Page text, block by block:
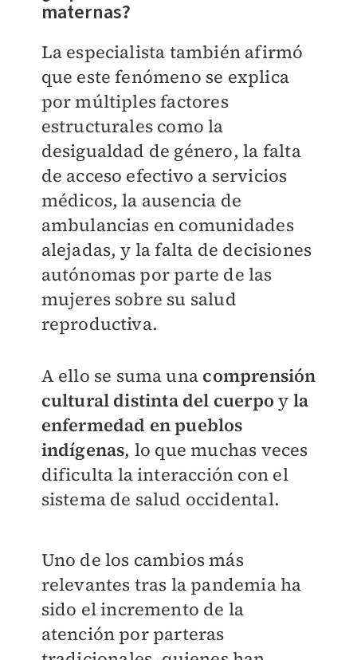
maternas?
La especialista también afirmó
que este fenómeno se explica
por múltiples factores
estructurales como la
desigualdad de género, la falta
de acceso efectivo a servicios
médicos, la ausencia de
ambulancias en comunidades
alejadas, y la falta de decisiones
autónomas por parte de las
mujeres sobre su salud
reproductiva.
A ello se suma una comprensión
cultural distinta del cuerpo y la
enfermedad en pueblos
indígenas, lo que muchas veces
dificulta la interacción con el
sistema de salud occidental.
Uno de los cambios más
relevantes tras la pandemia ha
sido el incremento de la
atención por parteras